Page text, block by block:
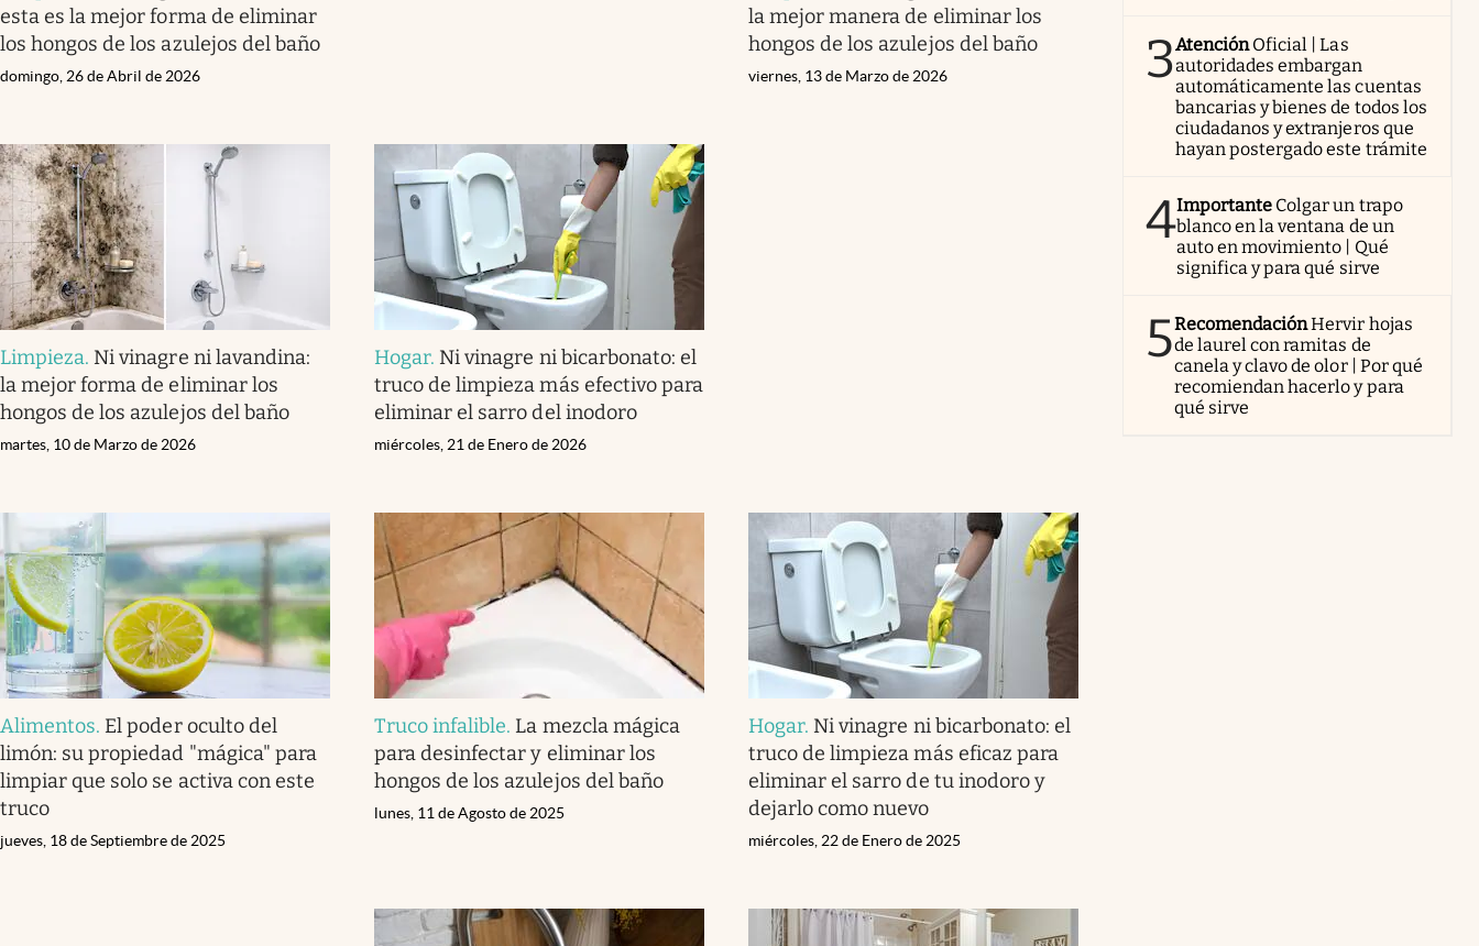
esta es la mejor forma de eliminar
los hongos de los azulejos del baño
domingo, 26 de Abril de 2026
la mejor manera de eliminar los
hongos de los azulejos del baño
viernes, 13 de Marzo de 2026
Limpieza. Ni vinagre ni lavandina:
la mejor forma de eliminar los
hongos de los azulejos del baño
martes, 10 de Marzo de 2026
Hogar. Ni vinagre ni bicarbonato: el
truco de limpieza más efectivo para
eliminar el sarro del inodoro
miércoles, 21 de Enero de 2026
Alimentos. El poder oculto del
limón: su propiedad "mágica" para
limpiar que solo se activa con este
truco
jueves, 18 de Septiembre de 2025
Truco infalible. La mezcla mágica
para desinfectar y eliminar los
hongos de los azulejos del baño
lunes, 11 de Agosto de 2025
Hogar. Ni vinagre ni bicarbonato: el
truco de limpieza más eficaz para
eliminar el sarro de tu inodoro y
dejarlo como nuevo
miércoles, 22 de Enero de 2025
3AtenciónOficial | Las
autoridades embargan
automáticamente las cuentas
bancarias y bienes de todos los
ciudadanos y extranjeros que
hayan postergado este trámite
4Importante Colgar un trapo
blanco en la ventana de un
auto en movimiento | Qué
significa y para qué sirve
5RecomendaciónHervir hojas
de laurel con ramitas de
canela y clavo de olor | Por qué
recomiendan hacerlo y para
qué sirve